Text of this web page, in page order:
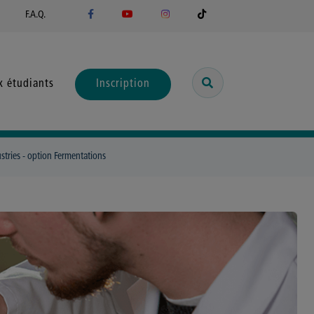
F.A.Q.
étudiants Inscription
- option Fermentations